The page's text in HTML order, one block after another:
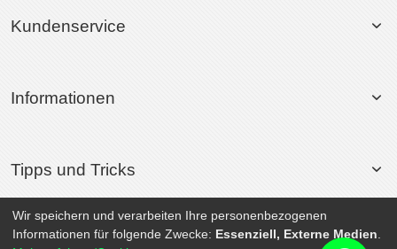
Kundenservice
Informationen
Tipps und Tricks
Wir speichern und verarbeiten Ihre personenbezogenen
Informationen für folgende Zwecke: Essenziell, Externe Medien